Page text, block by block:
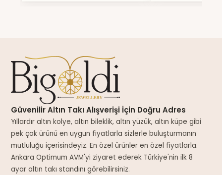
Güvenilir Altın Takı Alışverişi İçin Doğru Adres
Yıllardır altın kolye, altın bileklik, altın yüzük, altın küpe gibi
pek çok ürünü en uygun fiyatlarla sizlerle buluşturmanın
mutluluğu içerisindeyiz. En özel ürünler en özel fiyatlarla.
Ankara Optimum AVM'yi ziyaret ederek Türkiye'nin ilk 8
ayar altın takı standını görebilirsiniz.